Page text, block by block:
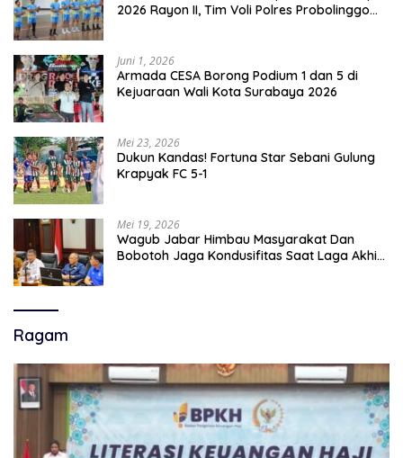
2026 Rayon II, Tim Voli Polres Probolinggo
Juni 1, 2026
Armada CESA Borong Podium 1 dan 5 di
Kejuaraan Wali Kota Surabaya 2026
Mei 23, 2026
Dukun Kandas! Fortuna Star Sebani Gulung
Krapyak FC 5-1
Mei 19, 2026
Wagub Jabar Himbau Masyarakat Dan
Bobotoh Jaga Kondusifitas Saat Laga Akhir
Ragam